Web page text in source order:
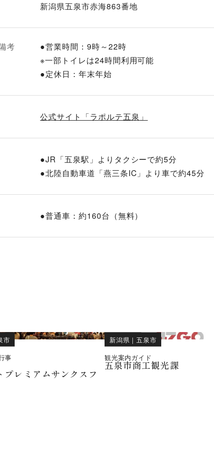
新潟県五泉市赤海863番地
考
●営業時間：9時～22時
※一部トイレは24時間利用可能
●定休日：年末年始
公式サイト「ラポルテ五泉」
●JR「五泉駅」よりタクシーで約5分
●北陸自動車道「燕三条IC」より車で約45分
●普通車：約160台（無料）
市
事
プレミアムサンクスフ
新潟県 ｜五泉市
観光案内ガイド
五泉市商工観光課